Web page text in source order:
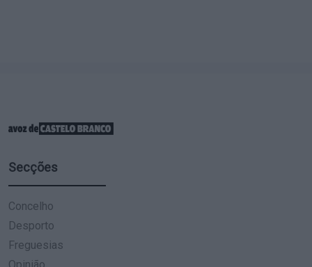
Secções
Concelho
Desporto
Freguesias